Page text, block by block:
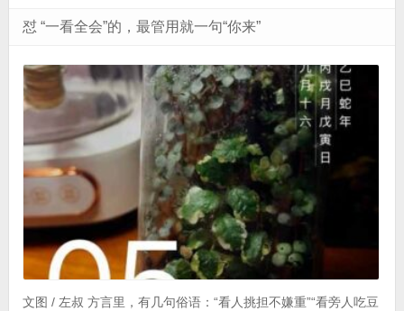
怼 “一看全会”的，最管用就一句“你来”
文图 / 左叔 方言里，有几句俗语：“看人挑担不嫌重”“看旁人吃豆